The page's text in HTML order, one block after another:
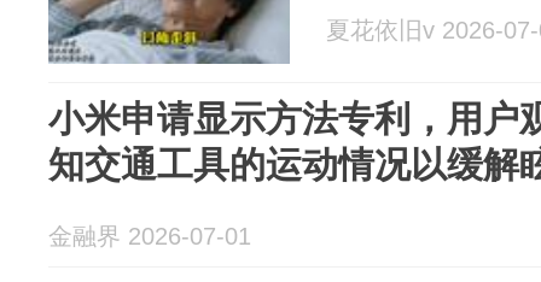
夏花依旧v 2026-
小米申请显示方法专利，用户
知交通工具的运动情况以缓解
金融界 2026-07-01